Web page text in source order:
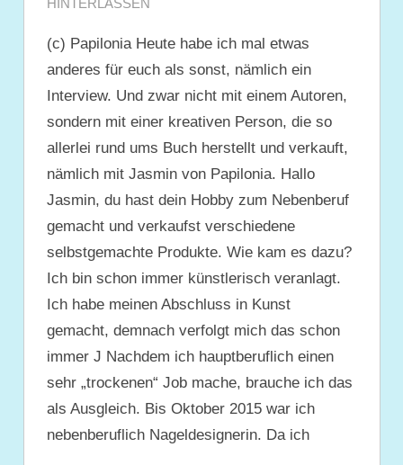
(c) Papilonia Heute habe ich mal etwas
anderes für euch als sonst, nämlich ein
Interview. Und zwar nicht mit einem Autoren,
sondern mit einer kreativen Person, die so
allerlei rund ums Buch herstellt und verkauft,
nämlich mit Jasmin von Papilonia. Hallo
Jasmin, du hast dein Hobby zum Nebenberuf
gemacht und verkaufst verschiedene
selbstgemachte Produkte. Wie kam es dazu?
Ich bin schon immer künstlerisch veranlagt.
Ich habe meinen Abschluss in Kunst
gemacht, demnach verfolgt mich das schon
immer J Nachdem ich hauptberuflich einen
sehr „trockenen“ Job mache, brauche ich das
als Ausgleich. Bis Oktober 2015 war ich
nebenberuflich Nageldesignerin. Da ich